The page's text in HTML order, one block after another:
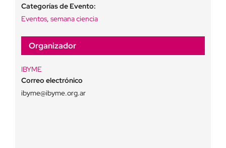
Categorías de Evento:
Eventos, semana ciencia
Organizador
IBYME
Correo electrónico
ibyme@ibyme.org.ar